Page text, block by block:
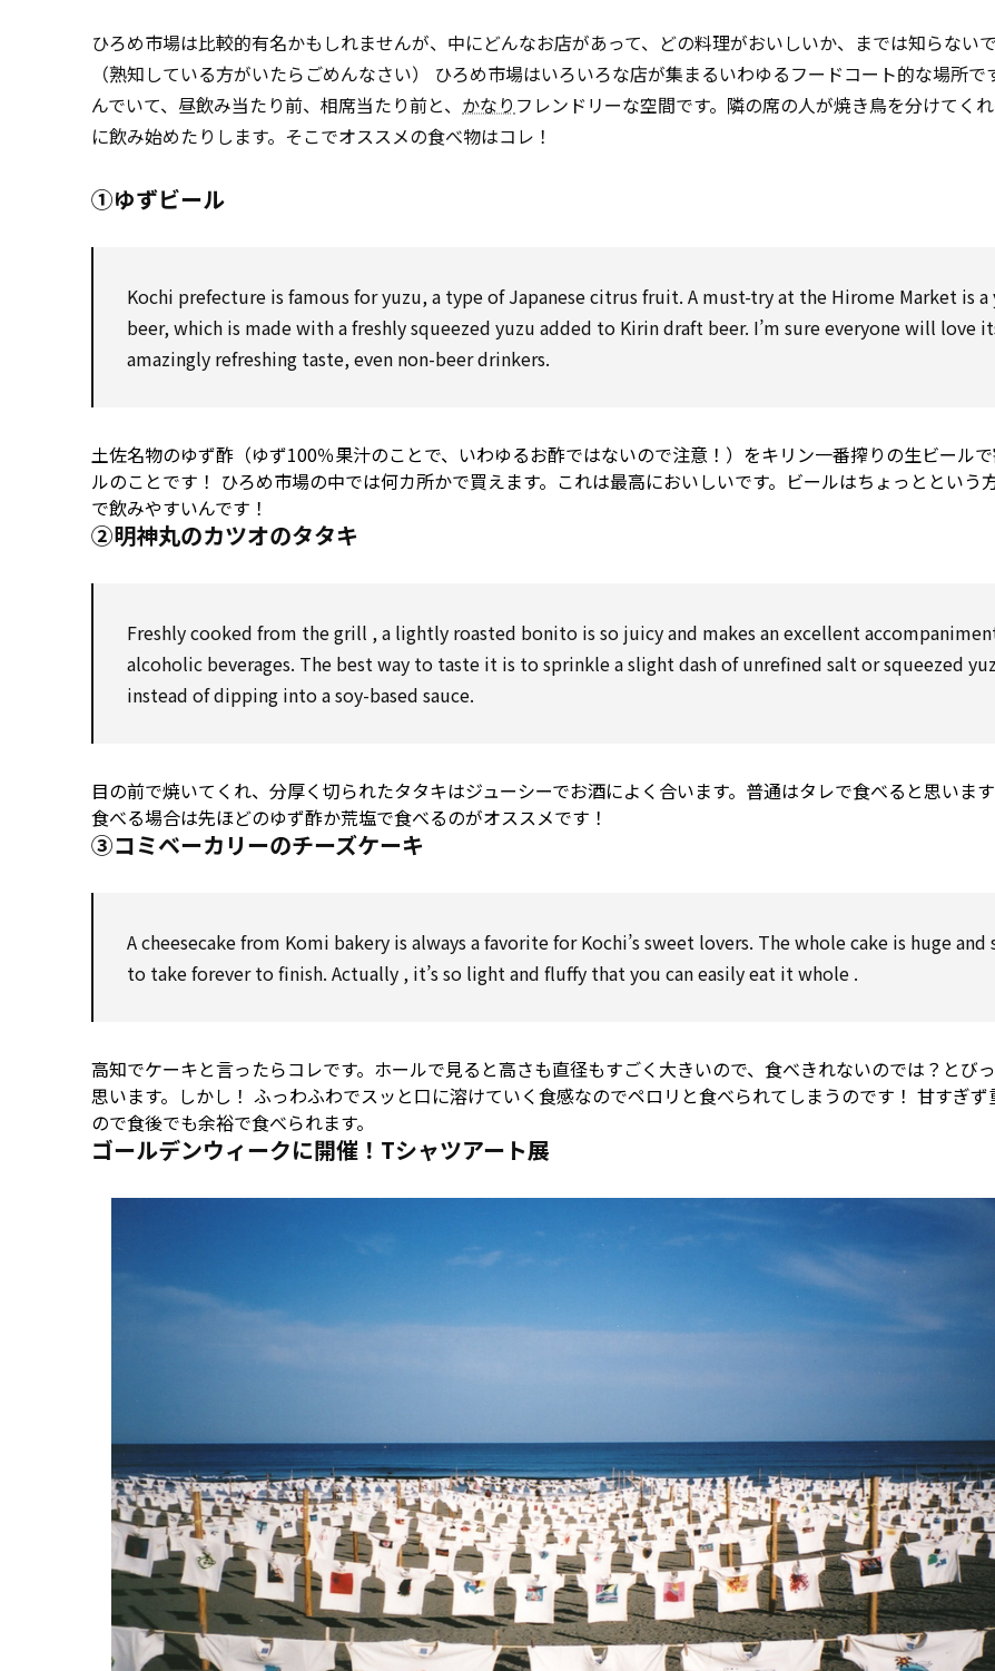
ひろめ市場は比較的有名かもしれませんが、中にどんなお店があって、どの料理がおいしいか、までは知らない
（熟知している方がいたらごめんなさい） ひろめ市場はいろいろな店が集まるいわゆるフードコート的な場所で
んでいて、昼飲み当たり前、相席当たり前と、 かなり フレンドリーな空間です。隣の席の人が焼き鳥を分けてく
に飲み始めたりします。そこでオススメの食べ物はコレ！
①ゆずビール
Kochi prefecture is famous foryuzu, a type of Japanese citrus fruit. A must-try at the Hirome Market is a
beer,which is madewithafreshlysqueezed yuzu added to Kirindraft beer. I’m sure everyone will love
amazingly refreshing taste,even non-beer drinkers.
土佐名物のゆず酢（ゆず100％果汁のことで、いわゆるお酢ではないので注意！）をキリン一番搾りの生ビール
ルのことです！ ひろめ市場の中では何カ所かで買えます。これは最高においしいです。ビールはちょっとという
で飲みやすいんです！
②明神丸のカツオのタタキ
Freshlycooked from thegrill , a lightly roasted bonito is so juicyand makes an excellent
alcoholic beverages. The best way to taste it is tosprinklea slight dash of unrefined salt or squeezed
instead ofdipping into a soy-based sauce.
目の前で焼いてくれ、分厚く切られたタタキはジューシーでお酒によく合います。普通はタレで食べると思いま
食べる場合は先ほどのゆず酢か荒塩で食べるのがオススメです！
③コミベーカリーのチーズケーキ
A cheesecake from Komi bakery is always a favoriteforKochi’s sweet lovers. Thewholecake is huge and
to takeforevertofinish. Actually , it’s so light and fluffy that you can easily eat itwhole .
高知でケーキと言ったらコレです。ホールで見ると高さも直径もすごく大きいので、食べきれないのでは？とび
思います。しかし！ ふっわふわでスッと口に溶けていく食感なのでペロリと食べられてしまうのです！ 甘すぎず
ので食後でも余裕で食べられます。
ゴールデンウィークに開催！Tシャツアート展